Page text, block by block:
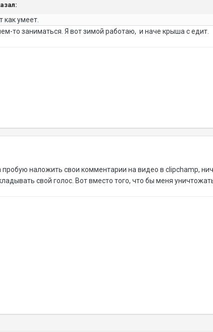
как умеет.
то заниматься. Я вот зимой работаю, и наче крыша с едит.
пробую наложить свои комментарии на видео в clipchamp,
свой голос. Вот вместо того, что бы меня